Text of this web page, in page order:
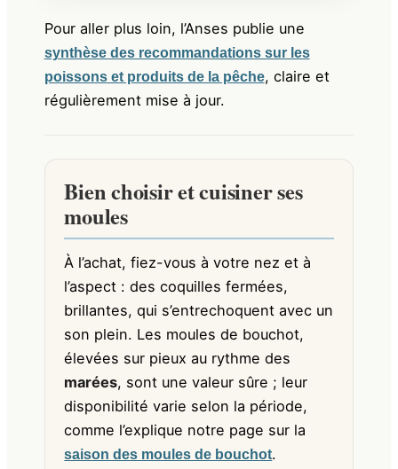
Pour aller plus loin, l’Anses publie une
synthèse des recommandations sur les
poissons et produits de la pêche, claire et
régulièrement mise à jour.
Bien choisir et cuisiner ses
moules
À l’achat, fiez-vous à votre nez et à
l’aspect : des coquilles fermées,
brillantes, qui s’entrechoquent avec un
son plein. Les moules de bouchot,
élevées sur pieux au rythme des
marées, sont une valeur sûre ; leur
disponibilité varie selon la période,
comme l’explique notre page sur la
saison des moules de bouchot.